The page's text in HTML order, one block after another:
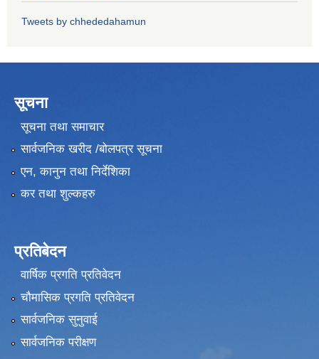
Tweets by chhededahamun
सूचना
सूचना तथा समाचार
सार्वजनिक खरीद /बोलपत्र सूचना
एन, कानुन तथा निर्देशिका
कर तथा शुल्कहरु
प्रतिबेदन
वार्षिक प्रगति प्रतिवेदन
चौमासिक प्रगति प्रतिवेदन
सार्वजनिक सुनुवाई
सार्वजनिक परीक्षण